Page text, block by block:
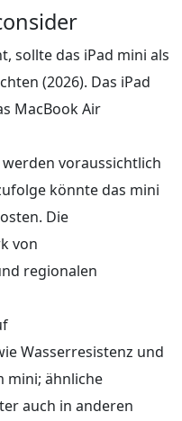
sollte das iPad mini als
(2026). Das iPad
MacBook Air
voraussichtlich
könnte das mini
Die
von
regionalen
Wasserresistenz und
mini; ähnliche
auch in anderen